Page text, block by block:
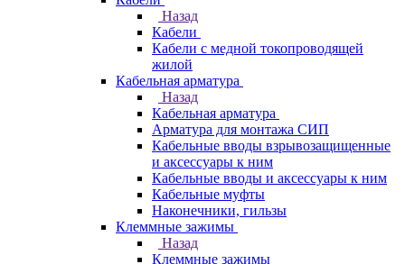
Назад
Кабели
Кабели с медной токопроводящей
жилой
Кабельная арматура
Назад
Кабельная арматура
Арматура для монтажа СИП
Кабельные вводы взрывозащищенные
и аксессуары к ним
Кабельные вводы и аксессуары к ним
Кабельные муфты
Наконечники, гильзы
Клеммные зажимы
Назад
Клеммные зажимы